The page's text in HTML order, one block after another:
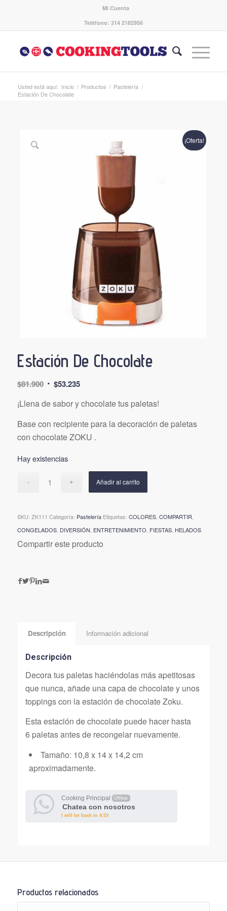
Mi Cuenta
Teléfono: 314 2182956
Usted está aquí: Inicio / Productos / Pastelería /
Estación De Chocolate
¡Oferta!
Estación De Chocolate
$81.900 El
original
$81.900.
$53.235El
actual
es:
$53.235.
¡Llena de sabor y chocolate tus paletas!
Base con recipiente para la decoración de paletas
con chocolate ZOKU .
Hay existencias
Añadir al carrito
SKU: ZK111 Categoría: Pastelería Etiquetas: COLORES, COMPARTIR
CONGELADOS, DIVERSIÓN ENTRETENIMIENTO FIESTAS, HELADOS
Compartir este producto
Descripción Información adicional
Descripción
Decora tus paletas haciéndolas más apetitosas
que nunca, añade una capa de chocolate y unos
toppings con la estación de chocolate Zoku.
Esta estación de chocolate puede hacer hasta
6 paletas antes de recongelar nuevamente.
Tamaño: 10,8 x 14 x 14,2 cm
aproximadamente.
Cooking Principal Offline
Chatea con nosotros
I will be back in 4:53
Productos relacionados